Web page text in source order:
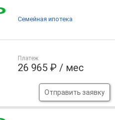
Платеж
26 965 ₽ / мес
Отправить заявку
Семейная ипотека